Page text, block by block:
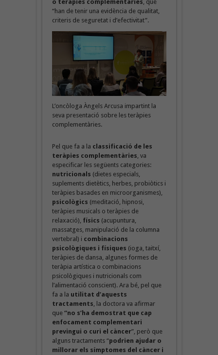
o teràpies complementàries, que
“han de tenir una evidència de qualitat,
criteris de seguretat i d’efectivitat”.
L’oncòloga Àngels Arcusa impartint la
seva presentació sobre les teràpies
complementàries.
Pel que fa a la classificació de les
teràpies complementàries, va
especificar les següents categories:
nutricionals (dietes especials,
suplements dietètics, herbes, probiòtics i
teràpies basades en microorganismes),
psicològics (meditació, hipnosi,
teràpies musicals o teràpies de
relaxació), físics (acupuntura,
massatges, manipulació de la columna
vertebral) i combinacions
psicològiques i físiques (ioga, taitxí,
teràpies de dansa, algunes formes de
teràpia artística o combinacions
psicològiques i nutricionals com
l’alimentació conscient). Ara bé, pel que
fa a la utilitat d’aquests
tractaments, la doctora va afirmar
que “no s’ha demostrat que cap
enfocament complementari
previngui o curi el càncer”, però que
alguns tractaments “podrien ajudar o
millorar els símptomes del càncer i